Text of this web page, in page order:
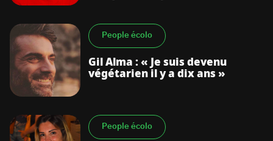
People écolo
Gil Alma : « Je suis devenu
végétarien il y a dix ans »
People écolo